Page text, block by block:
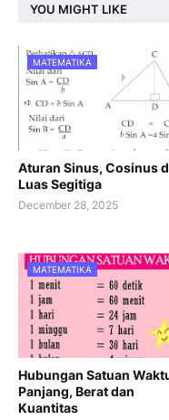
YOU MIGHT LIKE
MATEMATIKA
Aturan Sinus, Cosinus
Luas Segitiga
December 28, 2025
MATEMATIKA
Hubungan Satuan
Panjang, Berat dan
Kuantitas